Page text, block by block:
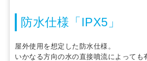
防水仕様「IPX5」
屋外使用を想定した防水仕様。
いかなる方向の水の直接噴流によっても